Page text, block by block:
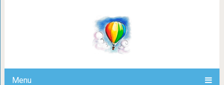
Menu
Почему искусство такое